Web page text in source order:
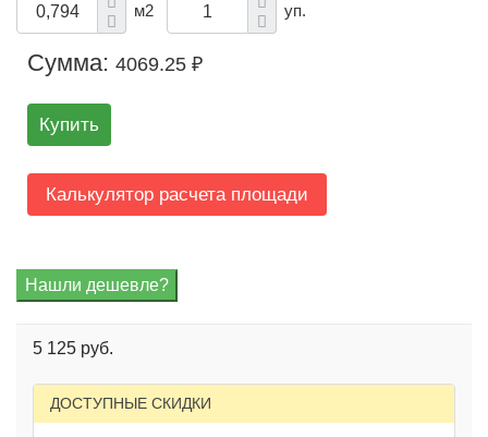
м2 уп.
Сумма: 4069.25 ₽
Купить
Калькулятор расчета площади
5 125 руб.
ДОСТУПНЫЕ СКИДКИ